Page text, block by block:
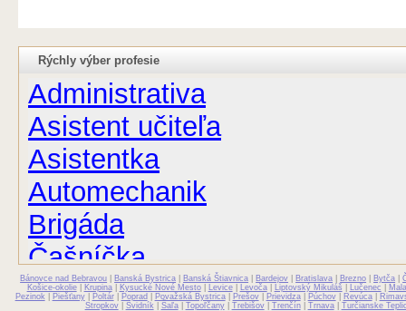
Rýchly výber profesie
Administrativa
Asistent učiteľa
Asistentka
Automechanik
Brigáda
Čašníčka
Čašník
Bánovce nad Bebravou Banská Bystrica Banská Štiavnica Bardejov Bratislava Brezno Bytča |
Košice-okolie| Krupina| Kysucké Nové Mesto| Levice| Levoča| Liptovský Mikuláš Lučenec
Pezinok
Piešťany| Poltár| Poprad Považská Bystrica| Prešov| Prievidza| Púchov| Revúca|
Stropkov| Svidník Šaľa| Topoľčany| Trebišov| Trenčín| Trnava| Turčianske